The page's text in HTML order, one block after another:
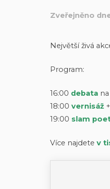
Zveřejněno
Největší živá
Program:
16:00 debatana
18:00 vernisáž
19:00 slam
Více najdete v